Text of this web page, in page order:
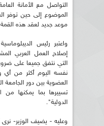
التواصل مع الأمانة
الموضوع إلى حين توفر
موعد جديد لعقد هذه القمة
واعتبر رئيس
إصلاح العمل العربي
التي نتفق جميعا على
نفسه اليوم أكثر من أي
العضوية بين دور الجامعة
تسييرها بما يمكنها من
الدولية".
وعليه - يضيف الوزير- نرى